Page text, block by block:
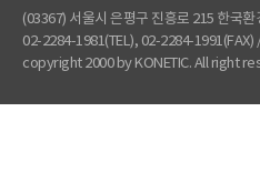
(03367) 서울시 은평구 진흥로 215 한국
02-2284-1981(TEL), 02-2284-
copyright 2000 by KONETIC. All right